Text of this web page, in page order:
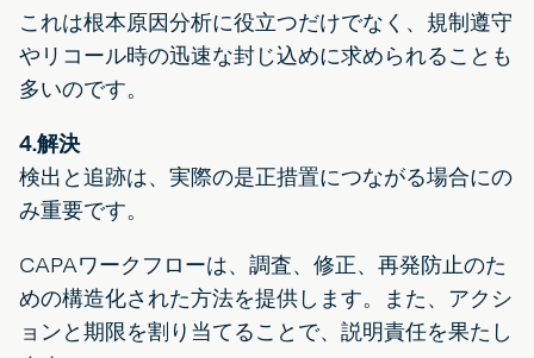
これは根本原因分析に役立つだけでなく、規制遵守
やリコール時の迅速な封じ込めに求められることも
多いのです。
4.解決
検出と追跡は、実際の是正措置につながる場合にの
み重要です。
CAPAワークフローは、調査、修正、再発防止のた
めの構造化された方法を提供します。また、アクシ
ョンと期限を割り当てることで、説明責任を果たし